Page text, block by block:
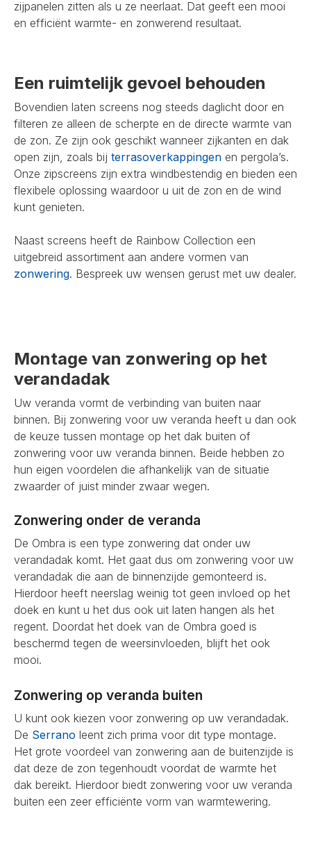
zijpanelen zitten als u ze neerlaat. Dat geeft een mooi
en efficiënt warmte- en zonwerend resultaat.
Een ruimtelijk gevoel behouden
Bovendien laten screens nog steeds daglicht door en
filteren ze alleen de scherpte en de directe warmte van
de zon. Ze zijn ook geschikt wanneer zijkanten en dak
open zijn, zoals bij terrasoverkappingen en pergola’s.
Onze zipscreens zijn extra windbestendig en bieden een
flexibele oplossing waardoor u uit de zon en de wind
kunt genieten.
Naast screens heeft de Rainbow Collection een
uitgebreid assortiment aan andere vormen van
zonwering. Bespreek uw wensen gerust met uw dealer.
Montage van zonwering op het
verandadak
Uw veranda vormt de verbinding van buiten naar
binnen. Bij zonwering voor uw veranda heeft u dan ook
de keuze tussen montage op het dak buiten of
zonwering voor uw veranda binnen. Beide hebben zo
hun eigen voordelen die afhankelijk van de situatie
zwaarder of juist minder zwaar wegen.
Zonwering onder de veranda
De Ombra is een type zonwering dat onder uw
verandadak komt. Het gaat dus om zonwering voor uw
verandadak die aan de binnenzijde gemonteerd is.
Hierdoor heeft neerslag weinig tot geen invloed op het
doek en kunt u het dus ook uit laten hangen als het
regent. Doordat het doek van de Ombra goed is
beschermd tegen de weersinvloeden, blijft het ook
mooi.
Zonwering op veranda buiten
U kunt ook kiezen voor zonwering op uw verandadak.
De Serrano leent zich prima voor dit type montage.
Het grote voordeel van zonwering aan de buitenzijde is
dat deze de zon tegenhoudt voordat de warmte het
dak bereikt. Hierdoor biedt zonwering voor uw veranda
buiten een zeer efficiënte vorm van warmtewering.